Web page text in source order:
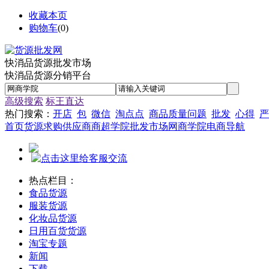
收藏本页
购物车(0)
快消品货源批发市场
快消品货源分销平台
高级搜索 标王直达
热门搜索： 开店 包 微信 淘点点 商品质量问题 批发 心得
首页货源求购供应商商超学院批发市场网商学院电商导航
热点栏目：
食品货源
服装货源
化妆品货源
日用百货货源
淘宝专题
新闻